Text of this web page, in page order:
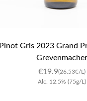
Pinot Gris 2023 Grand
Grevenmacher
€19.9(26.53€/L)
Alc.
12.5% (75g/L)